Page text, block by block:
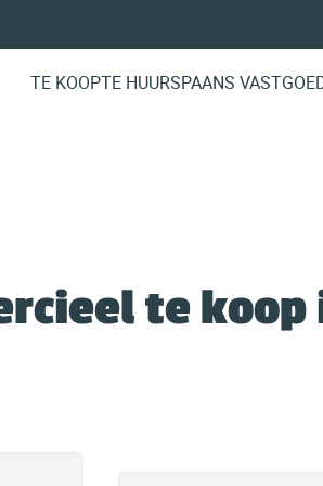
TE KOOPTE HUURSPAANS
te